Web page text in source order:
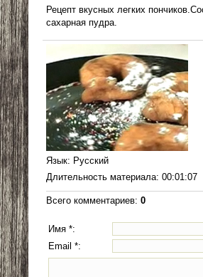
Рецепт вкусных легких
сахарная пудра.
Язык: Русский
Длительность материала: 00:01:07
Всего комментариев: 0
Имя *:
Email *: